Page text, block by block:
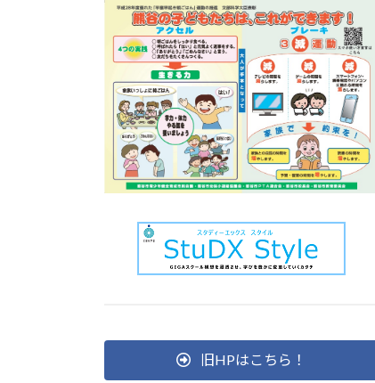
旧HPはこちら！